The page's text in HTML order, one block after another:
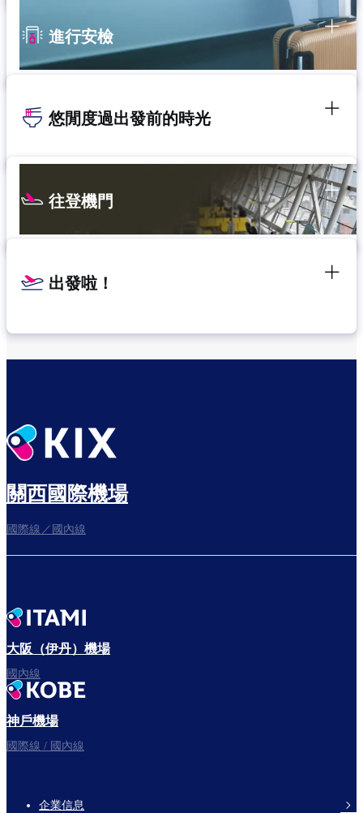
進行安檢
悠閒度過出發前的時光
往登機門
出發啦！
出發啦！
關西國際機場
國際線／國內線
大阪（伊丹）機場
國內線
神戶機場
國際線 / 國內線
企業信息